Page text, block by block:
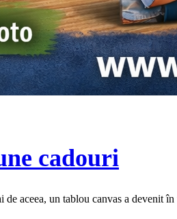
cadouri
aceea, un tablou canvas a devenit